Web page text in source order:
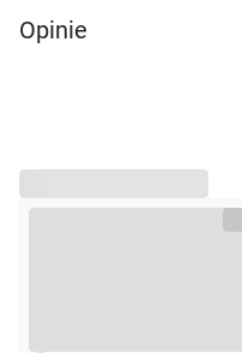
mycie ścian i
Opinie